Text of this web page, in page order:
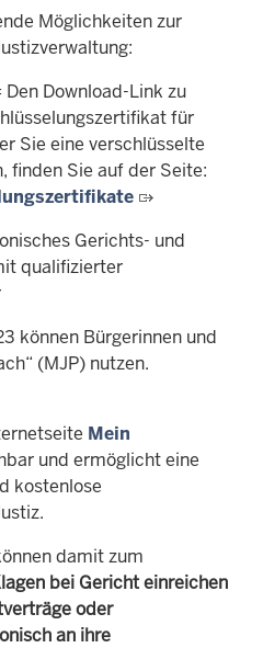
Möglichkeiten zur
Download-Link zu
für
Sie eine verschlüsselte
finden Sie auf der Seite:
Gerichts- und
qualifizierter
können Bürgerinnen und
(MJP) nutzen.
Mein
und ermöglicht eine
kostenlose
damit zum
bei Gericht einreichen
oder
an ihre